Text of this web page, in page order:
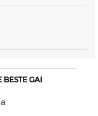
GAI